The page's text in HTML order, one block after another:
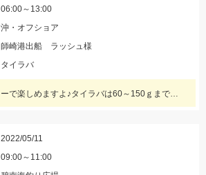
06:00～13:00
沖・オフショア
師崎港出船 ラッシュ様
タイラバ
タイラバオンリーで楽しめますよ♪タイラバは60～150ｇまで幅広くお持ちください！ タイラバはタングステン製のものが船長もおすすめしていました♪
2022/05/11
09:00～11:00